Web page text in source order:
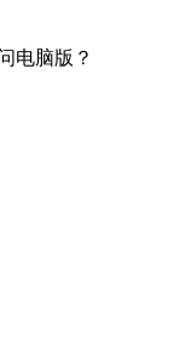
电脑版？